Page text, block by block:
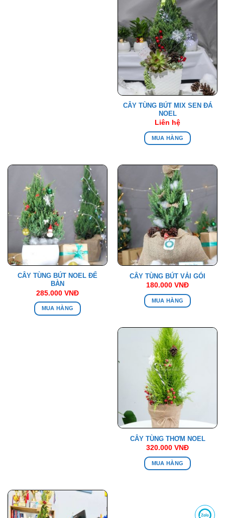
CÂY TÙNG BÚT MIX SEN ĐÁ
NOEL
Liên hệ
MUA HÀNG
CÂY TÙNG BÚT NOEL ĐỂ
BÀN
285.000 VNĐ
MUA HÀNG
CÂY TÙNG BÚT VẢI GÓI
180.000 VNĐ
MUA HÀNG
CÂY TÙNG THƠM NOEL
320.000 VNĐ
MUA HÀNG